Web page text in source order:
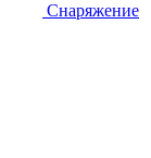
Снаряжение